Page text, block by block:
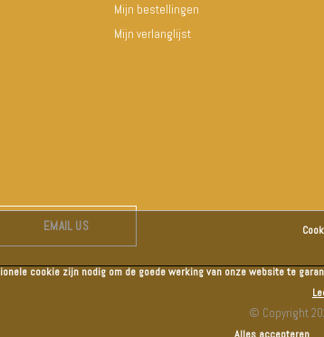
Mijn bestellingen
Mijn verlanglijst
EMAIL US
© Copyright
cookie zijn nodig om de goede werking van onze website te